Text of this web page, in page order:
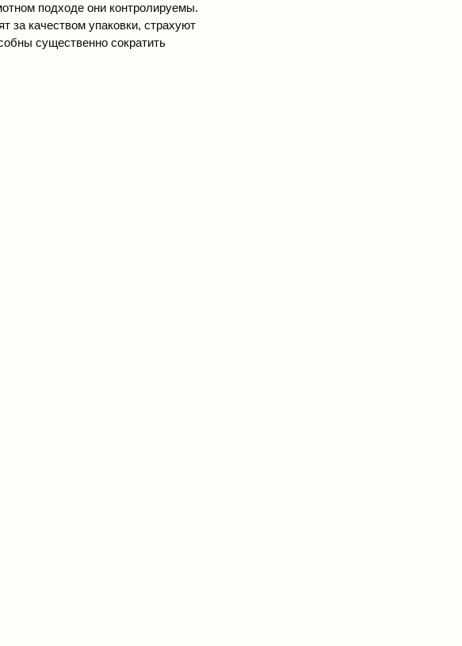
подходе они контролируемы.
за качеством упаковки, страхуют
существенно сократить